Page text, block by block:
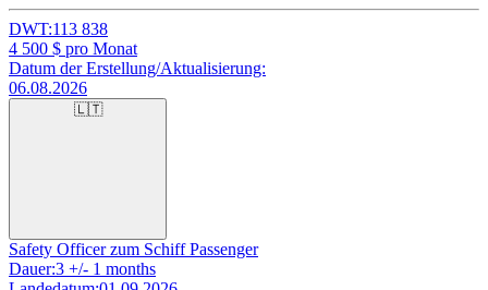
DWT:113 838
4 500 $ pro Monat
Datum der Erstellung/Aktualisierung:
06.08.2026
🇱🇹
Safety Officer zum Schiff Passenger
Dauer:3 +/- 1 months